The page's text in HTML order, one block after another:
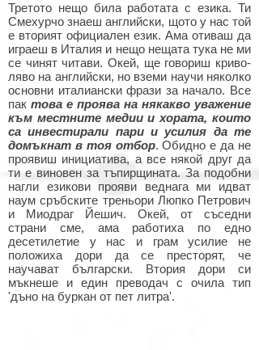
Третото нещо била работата с езика. Ти
Смехурчо знаеш английски, щото у нас той
е вторият официален език. Ама отиваш да
играеш в Италия и нещо нещата тука не ми
се чинят читави. Окей, ще говориш криво-
ляво на английски, но вземи научи няколко
основни италиански фрази за начало. Все
пак това е проява на някакво уважение
към местните медии и хората, които
са инвестирали пари и усилия да те
домъкнат в тоя отбор. Обидно е да не
проявиш инициатива, а все някой друг да
ти е виновен за тъпирщината. За подобни
нагли езикови прояви веднага ми идват
наум сръбските треньори Люпко Петрович
и Миодраг Йешич. Окей, от съседни
страни сме, ама работиха по едно
десетилетие у нас и грам усилие не
положиха дори да се престорят, че
научават български. Втория дори си
мъкнеше и един преводач с очила тип
'дъно на буркан от пет литра'.